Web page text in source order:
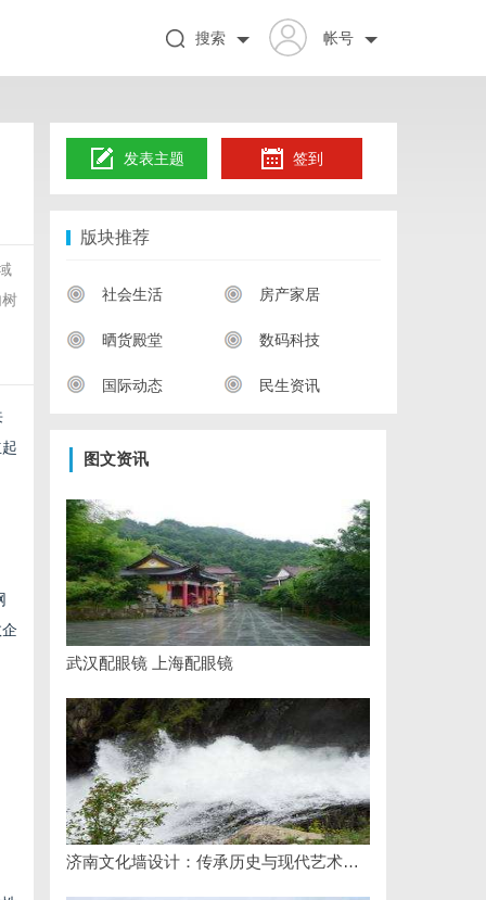
帐号
搜索
发表主题 签到
版块推荐
社会生活 房产家居
晒货殿堂 数码科技
国际动态 民生资讯
图文资讯
武汉配眼镜 上海配眼镜
济南文化墙设计：传承历史与现代艺术的完美融合